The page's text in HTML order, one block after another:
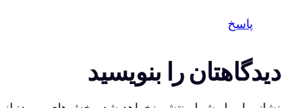
پاسخ
دیدگاهتان را بنویسید